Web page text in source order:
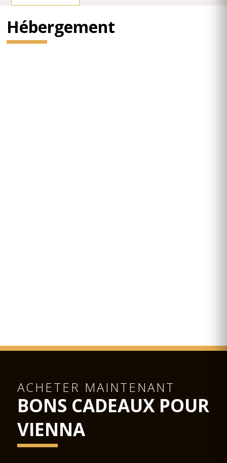
Hébergement
ACHETER MAINTENANT
BONS CADEAUX POUR
VIENNA